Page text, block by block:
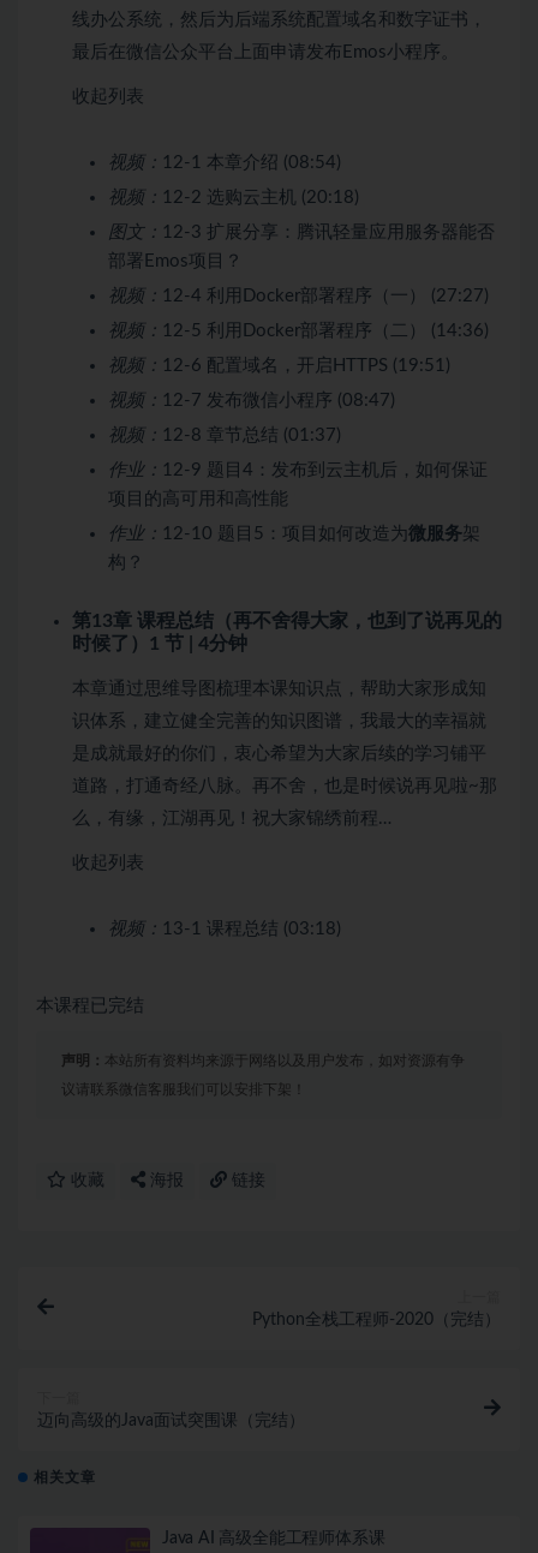
线办公系统，然后为后端系统配置域名和数字证书，
最后在微信公众平台上面申请发布Emos小程序。
收起列表
视频： 12-1 本章介绍 (08:54)
视频： 12-2 选购云主机 (20:18)
图文： 12-3 扩展分享：腾讯轻量应用服务器能否
部署Emos项目？
视频： 12-4 利用Docker部署程序（一） (27:27)
视频： 12-5 利用Docker部署程序（二） (14:36)
视频： 12-6 配置域名，开启HTTPS (19:51)
视频： 12-7 发布微信小程序 (08:47)
视频： 12-8 章节总结 (01:37)
作业： 12-9 题目4：发布到云主机后，如何保证
项目的高可用和高性能
作业： 12-10 题目5：项目如何改造为微服务架
构？
第13章 课程总结（再不舍得大家，也到了说再见的
时候了）
1 节 | 4分钟
本章通过思维导图梳理本课知识点，帮助大家形成知
识体系，建立健全完善的知识图谱，我最大的幸福就
是成就最好的你们，衷心希望为大家后续的学习铺平
道路，打通奇经八脉。再不舍，也是时候说再见啦~那
么，有缘，江湖再见！祝大家锦绣前程…
收起列表
视频： 13-1 课程总结 (03:18)
本课程已完结
声明： 本站所有资料均来源于网络以及用户发布，如对资源有争
议请联系微信客服我们可以安排下架！
收藏 海报 链接
Python全栈工程师-2020（完结）
迈向高级的Java面试突围课（完结）
相关文章
Java AI 高级全能工程师体系课